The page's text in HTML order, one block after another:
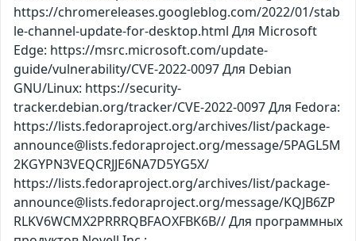
https://chromereleases.googleblog.com/2022/01/stab
le-channel-update-for-desktop.html Для Microsoft
Edge: https://msrc.microsoft.com/update-
guide/vulnerability/CVE-2022-0097 Для Debian
GNU/Linux: https://security-
tracker.debian.org/tracker/CVE-2022-0097 Для Fedora:
https://lists.fedoraproject.org/archives/list/package-
announce@lists.fedoraproject.org/message/5PAGL5M
2KGYPN3VEQCRJJE6NA7D5YG5X/
https://lists.fedoraproject.org/archives/list/package-
announce@lists.fedoraproject.org/message/KQJB6ZP
RLKV6WCMX2PRRRQBFAOXFBK6B// Для программных